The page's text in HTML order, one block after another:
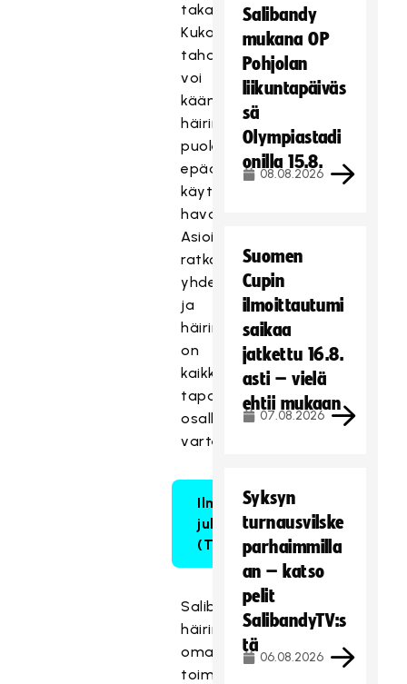
takaamiseksi.
Kuka
tahansa
voi
kääntyä
häirintäyhdyshenkilön
puoleen
epäasiallista
käytöstä
havaittuaan.
Asioita
ratkotaan
yhdessä
ja
häirintäyhdyshenkilö
on
kaikkia
tapahtumaan
osallistujia
varten.
Ilmoittaudu
julkistustilaisuuteen
(Teams) täällä.
Salibandyliitossa
häirintäyhdyshenkilönä
oman
toimensa
Salibandy
mukana OP
Pohjolan
liikuntapäiväs
sä
Olympiastadi
onilla 15.8.
08.08.2026
Suomen
Cupin
ilmoittautumi
saikaa
jatkettu 16.8.
asti – vielä
ehtii mukaan
07.08.2026
Syksyn
turnausvilske
parhaimmilla
an – katso
pelit
SalibandyTV:s
tä
06.08.2026